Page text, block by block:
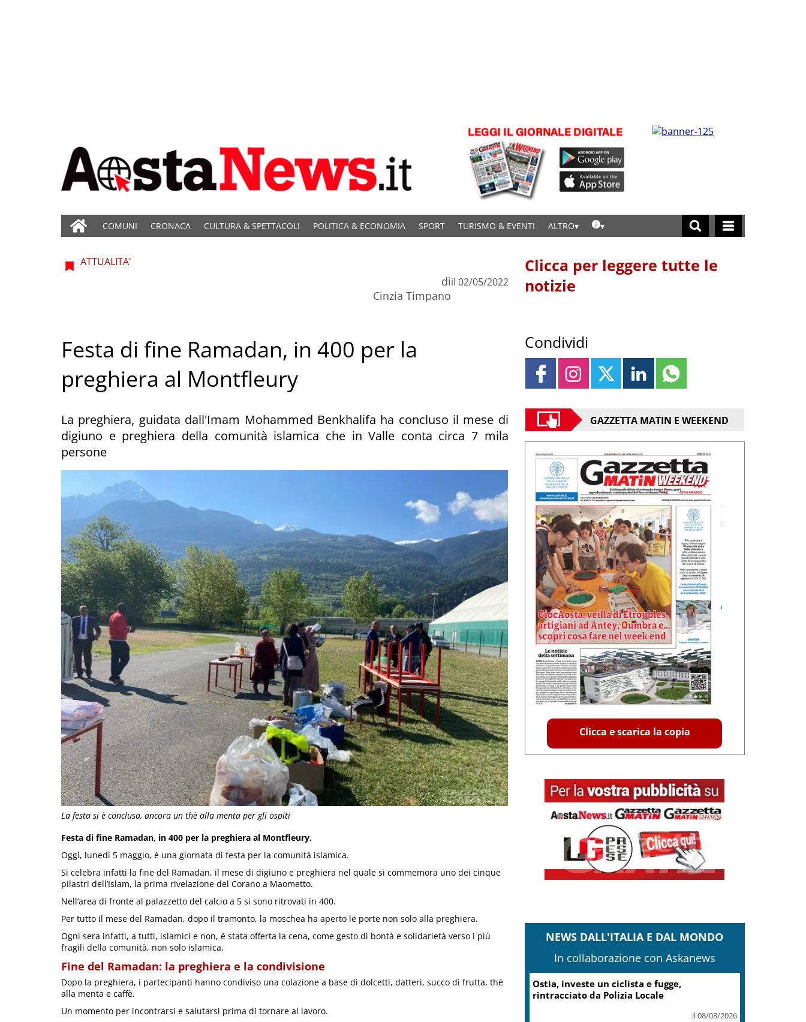
COMUNI CRONACA CULTURA & SPETTACOLI POLITICA & ECONOMIA SPORT TURISMO & EVENTI ALTRO
La festa si è conclusa, ancora un thè alla menta per gli ospiti
ATTUALITA'
di
Cinzia Timpano
il 02/05/2022
Festa di fine Ramadan, in 400 per la
preghiera al Montfleury
La preghiera, guidata dall'Imam Mohammed Benkhalifa ha concluso il mese di
digiuno e preghiera della comunità islamica che in Valle conta circa 7 mila
persone
Festa di fine Ramadan, in 400 per la preghiera al Montfleury.
Oggi, lunedì 5 maggio, è una giornata di festa per la comunità islamica.
Si celebra infatti la fine del Ramadan, il mese di digiuno e preghiera nel quale si commemora uno dei cinque
pilastri dell’Islam, la prima rivelazione del Corano a Maometto.
Nell’area di fronte al palazzetto del calcio a 5 si sono ritrovati in 400.
Per tutto il mese del Ramadan, dopo il tramonto, la moschea ha aperto le porte non solo alla preghiera.
Ogni sera infatti, a tutti, islamici e non, è stata offerta la cena, come gesto di bontà e solidarietà verso i più
fragili della comunità, non solo islamica.
Fine del Ramadan: la preghiera e la condivisione
Dopo la preghiera, i partecipanti hanno condiviso una colazione a base di dolcetti, datteri, succo di frutta, thè
alla menta e caffè.
Un momento per incontrarsi e salutarsi prima di tornare al lavoro.
Clicca per leggere tutte le
notizie
Condividi
GAZZETTA MATIN E WEEKEND
Clicca e scarica la copia
NEWS DALL'ITALIA E DAL MONDO
In collaborazione con Askanews
Nintendo, utili +53,5% nel I
trimestre dell’anno fiscale
il 08/08/2026